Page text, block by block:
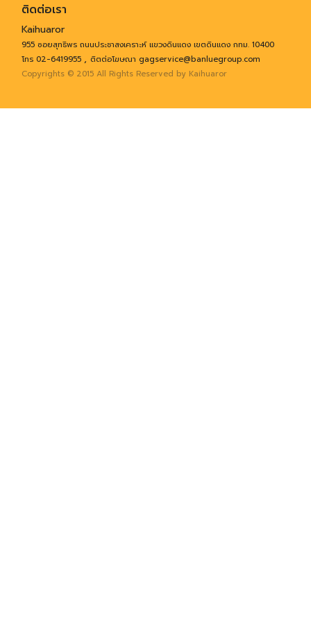
ติดต่อเรา
Kaihuaror
955 ซอยสุทธิพร ถนนประชาสงเคราะห์ แขวงดินแดง เขตดินแดง กทม. 10400
โทร 02-6419955 , ติตต่อโฆษณา gagservice@banluegroup.com
Copyrights © 2015 All Rights Reserved by Kaihuaror